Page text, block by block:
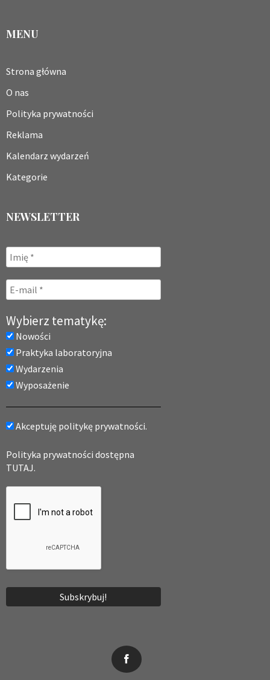
MENU
Strona główna
O nas
Polityka prywatności
Reklama
Kalendarz wydarzeń
Kategorie
NEWSLETTER
Wybierz tematykę:
Nowości
Praktyka laboratoryjna
Wydarzenia
Wyposażenie
Akceptuję politykę prywatności.
Polityka prywatności dostępna
TUTAJ.